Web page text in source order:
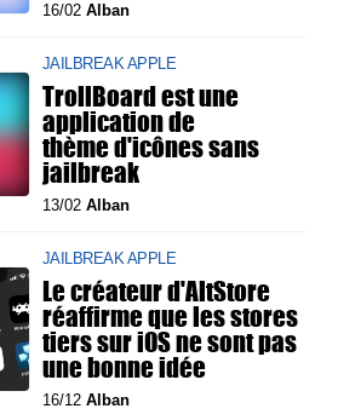
16/02 Alban
JAILBREAK APPLE
TrollBoard est une
application de
thème d'icônes sans
jailbreak
13/02 Alban
JAILBREAK APPLE
Le créateur d'AltStore
réaffirme que les stores
tiers sur iOS ne sont pas
une bonne idée
16/12 Alban